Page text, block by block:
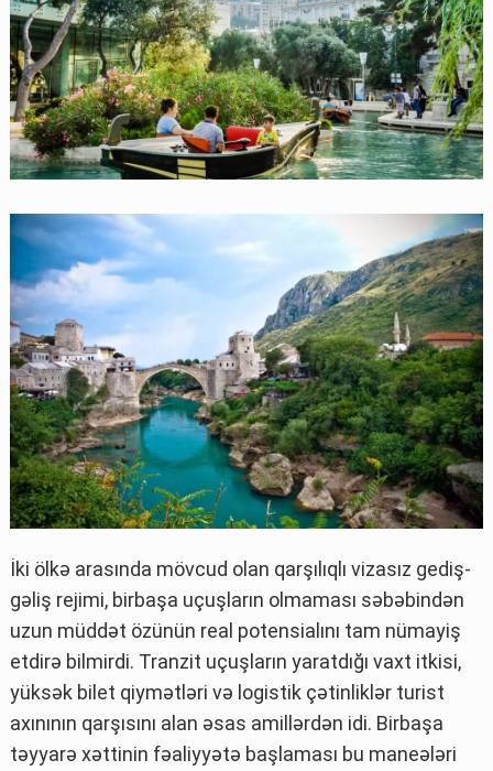
İki ölkə arasında mövcud olan qarşılıqlı vizasız gediş-
gəliş rejimi, birbaşa uçuşların olmaması səbəbindən
uzun müddət özünün real potensialını tam nümayiş
etdirə bilmirdi. Tranzit uçuşların yaratdığı vaxt itkisi,
yüksək bilet qiymətləri və logistik çətinliklər turist
axınının qarşısını alan əsas amillərdən idi. Birbaşa
təyyarə xəttinin fəaliyyətə başlaması bu maneələri